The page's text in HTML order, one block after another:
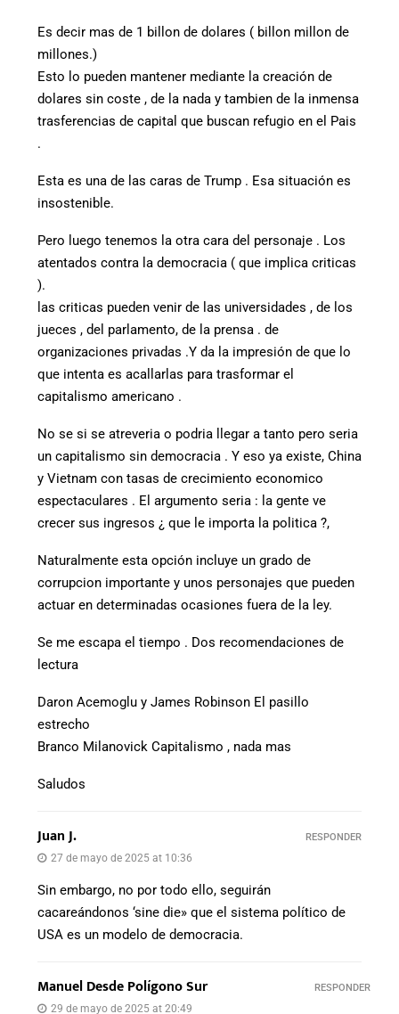
Es decir mas de 1 billon de dolares ( billon millon de
millones.)
Esto lo pueden mantener mediante la creación de
dolares sin coste , de la nada y tambien de la inmensa
trasferencias de capital que buscan refugio en el Pais
.
Esta es una de las caras de Trump . Esa situación es
insostenible.
Pero luego tenemos la otra cara del personaje . Los
atentados contra la democracia ( que implica criticas
).
las criticas pueden venir de las universidades , de los
jueces , del parlamento, de la prensa . de
organizaciones privadas .Y da la impresión de que lo
que intenta es acallarlas para trasformar el
capitalismo americano .
No se si se atreveria o podria llegar a tanto pero seria
un capitalismo sin democracia . Y eso ya existe, China
y Vietnam con tasas de crecimiento economico
espectaculares . El argumento seria : la gente ve
crecer sus ingresos ¿ que le importa la politica ?,
Naturalmente esta opción incluye un grado de
corrupcion importante y unos personajes que pueden
actuar en determinadas ocasiones fuera de la ley.
Se me escapa el tiempo . Dos recomendaciones de
lectura
Daron Acemoglu y James Robinson El pasillo
estrecho
Branco Milanovick Capitalismo , nada mas
Saludos
Juan J.
27 de mayo de 2025 at 10:36
Sin embargo, no por todo ello, seguirán
cacareándonos ‘sine die» que el sistema político de
USA es un modelo de democracia.
RESPONDER
Manuel Desde Polígono Sur
29 de mayo de 2025 at 20:49
RESPONDER